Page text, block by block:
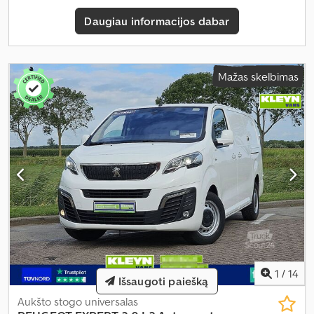
Daugiau informacijos dabar
Mažas skelbimas
1 / 14
Aukšto stogo universalas
Išsaugoti paiešką